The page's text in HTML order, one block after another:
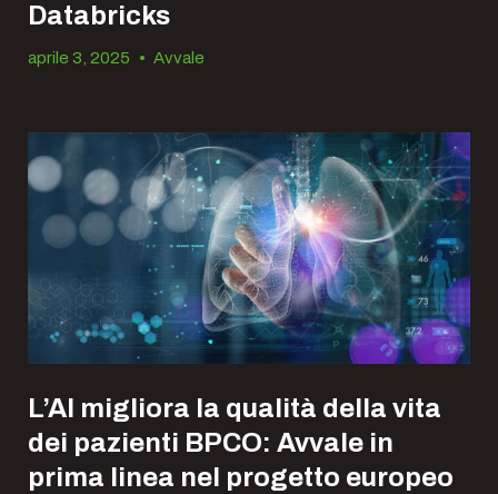
Databricks
aprile 3, 2025 • Avvale
L’AI migliora la qualità della vita
dei pazienti BPCO: Avvale in
prima linea nel progetto europeo